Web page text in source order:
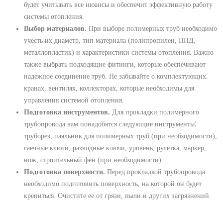
будет учитывать все нюансы и обеспечит эффективную работу
системы отопления.
Выбор материалов. При выборе полимерных труб необходимо
учесть их диаметр, тип материала (полипропилен, ПНД,
металлопластик) и характеристики системы отопления. Важно
также выбрать подходящие фитинги, которые обеспечивают
надежное соединение труб. Не забывайте о комплектующих⁚
кранах, вентилях, коллекторах, которые необходимы для
управления системой отопления.
Подготовка инструментов. Для прокладки полимерного
трубопровода вам понадобятся следующие инструменты⁚
труборез, паяльник для полимерных труб (при необходимости),
гаечные ключи, разводные ключи, уровень, рулетка, маркер,
нож, строительный фен (при необходимости).
Подготовка поверхности. Перед прокладкой трубопровода
необходимо подготовить поверхность, на которой он будет
крепиться. Очистите ее от грязи, пыли и других загрязнений.